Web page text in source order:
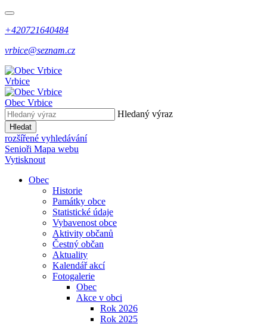
+420721640484
vrbice@seznam.cz
Vrbice
Obec Vrbice
Hledaný výraz
Hledat
rozšířené vyhledávání
Senioři Mapa webu
Vytisknout
Obec
Historie
Památky obce
Statistické údaje
Vybavenost obce
Aktivity občanů
Čestný občan
Aktuality
Kalendář akcí
Fotogalerie
Obec
Akce v obci
Rok 2026
Rok 2025